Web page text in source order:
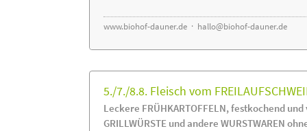
www.biohof-dauner.de · hallo@biohof-dauner.de
5./7./8.8. Fleisch vom
Leckere FRÜHKARTOFFELN, festkochend
GRILLWÜRSTE und andere WURSTWAREN